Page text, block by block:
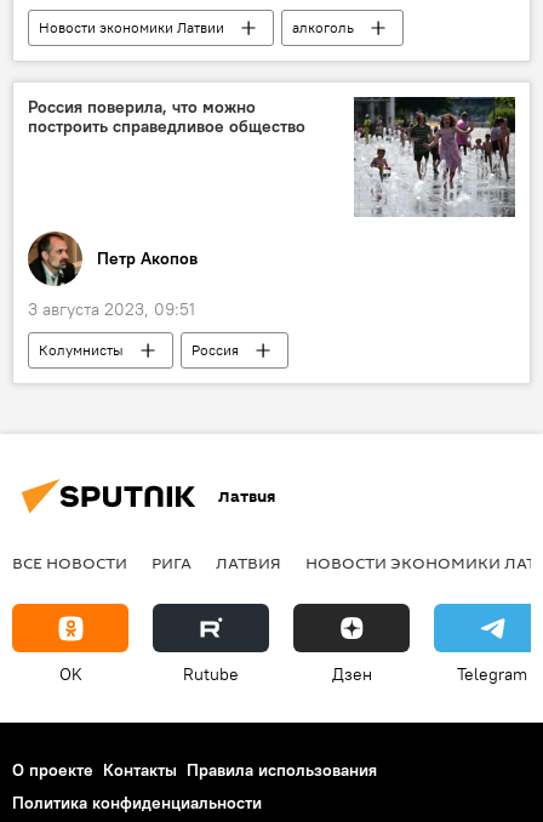
Новости экономики Латвии
алкоголь
Латвийская ассоциация алкогольной отрасли
Россия поверила, что можно
построить справедливое общество
Петр Акопов
3 августа 2023, 09:51
Колумнисты Россия
Латвия
ВСЕ НОВОСТИ РИГА ЛАТВИЯ НОВОСТИ ЭКОНОМИКИ
OK Rutube Дзен Telegram
О проекте Контакты Правила использования
Политика конфиденциальности